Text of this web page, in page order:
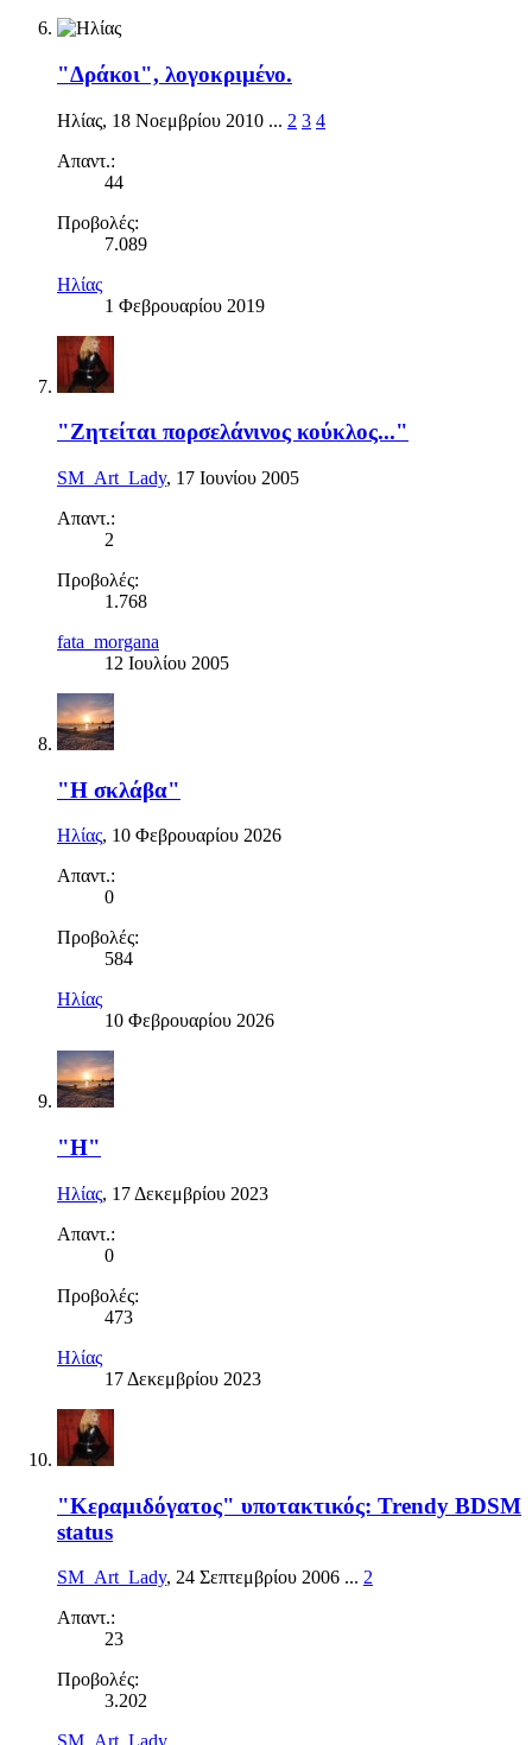
"Δράκοι", λογοκριμένο.
Ηλίας, 18 Νοεμβρίου 2010 ... 2 3 4
Απαντ.:
44
Προβολές:
7.089
Ηλίας
1 Φεβρουαρίου 2019
"Ζητείται πορσελάνινος κούκλος..."
SM_Art_Lady, 17 Ιουνίου 2005
Απαντ.:
2
Προβολές:
1.768
fata_morgana
12 Ιουλίου 2005
"Η σκλάβα"
Ηλίας, 10 Φεβρουαρίου 2026
Απαντ.:
0
Προβολές:
584
Ηλίας
10 Φεβρουαρίου 2026
"Η"
Ηλίας, 17 Δεκεμβρίου 2023
Απαντ.:
0
Προβολές:
473
Ηλίας
17 Δεκεμβρίου 2023
"Κεραμιδόγατος" υποτακτικός: Trendy BDSM
status
SM_Art_Lady, 24 Σεπτεμβρίου 2006 ... 2
Απαντ.:
23
Προβολές:
3.202